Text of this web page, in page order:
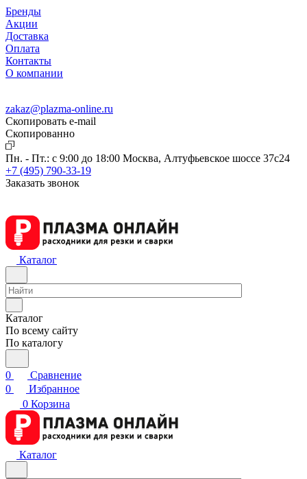
Бренды
Акции
Доставка
Оплата
Контакты
О компании
zakaz@plazma-online.ru
Скопировать e-mail
Cкопированно
Пн. - Пт.: с 9:00 до 18:00 Москва, Алтуфьевское шоссе 37с24
+7 (495) 790-33-19
Заказать звонок
Каталог
Каталог
По всему сайту
По каталогу
0
Сравнение
0
Избранное
0 Корзина
Каталог